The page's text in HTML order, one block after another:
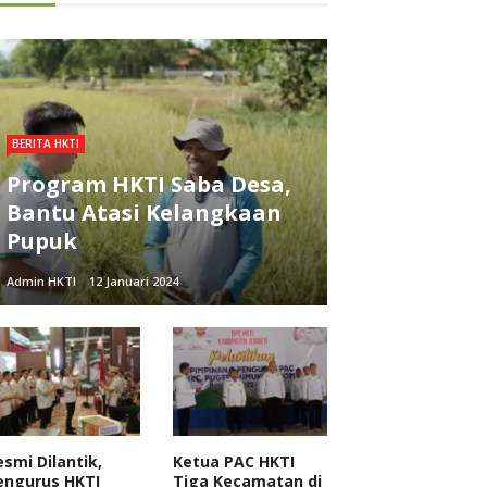
BERITA HKTI
Program HKTI Saba Desa,
Bantu Atasi Kelangkaan
Pupuk
Admin HKTI 12 Januari 2024
Dilantik,
HKTI
Ketua PAC HKTI
Tiga Kecamatan di